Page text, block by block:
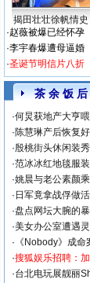
揭田壮壮徐帆情史
·赵薇被爆已经怀孕
·李宇春爆遭母逼婚
·圣诞节明信片八折
茶 余 饭 后
·何炅获地产大亨
·陈慧琳产后恢复
·殷桃街头休闲装
·范冰冰红地毯服
·姚晨与老公素颜
· 日军竟拿战俘做
·盘点网坛大腕的
·美女办公室遭遇
· 《Nobody》成命
·搜狐娱乐招聘：
·台北电玩展靓丽